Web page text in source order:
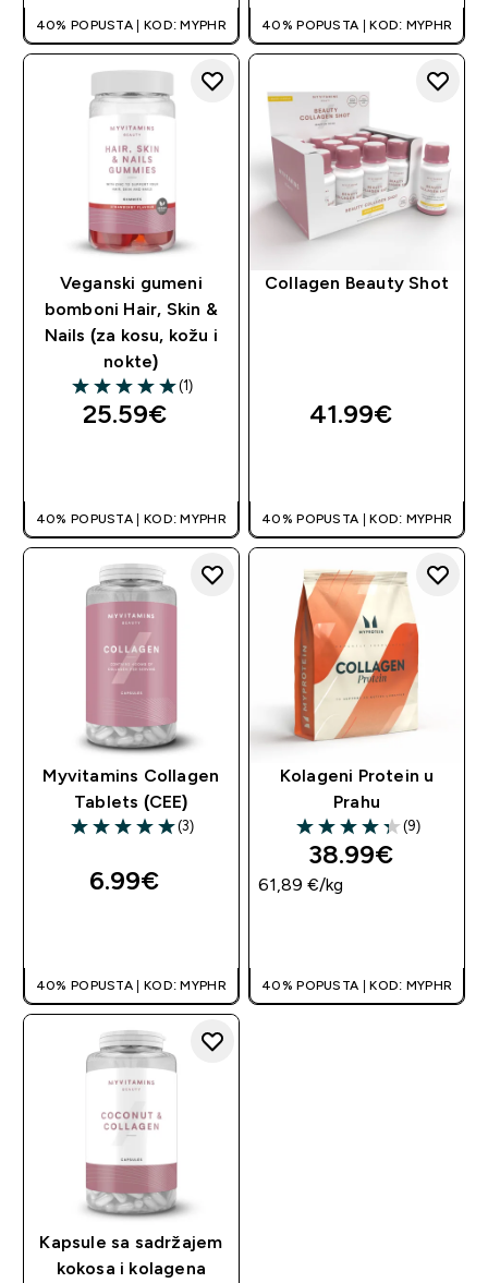
40% POPUSTA | KOD: MYPHR 40% POPUSTA | KOD: MYPHR
Veganski gumeni
bomboni Hair, Skin &
Nails (za kosu, kožu i
nokte)
5 out of 5 stars
(1)
25.59€‎
40% POPUSTA | KOD: MYPHR
Collagen Beauty Shot
41.99€‎
40% POPUSTA | KOD: MYPHR
Myvitamins Collagen
Tablets (CEE)
5 out of 5 stars
(3)
6.99€‎
40% POPUSTA | KOD: MYPHR
Kolageni Protein u
Prahu
4.33 out of 5 stars
(9)
38.99€‎
61,89 €‎/kg
40% POPUSTA | KOD: MYPHR
Kapsule sa sadržajem
kokosa i kolagena